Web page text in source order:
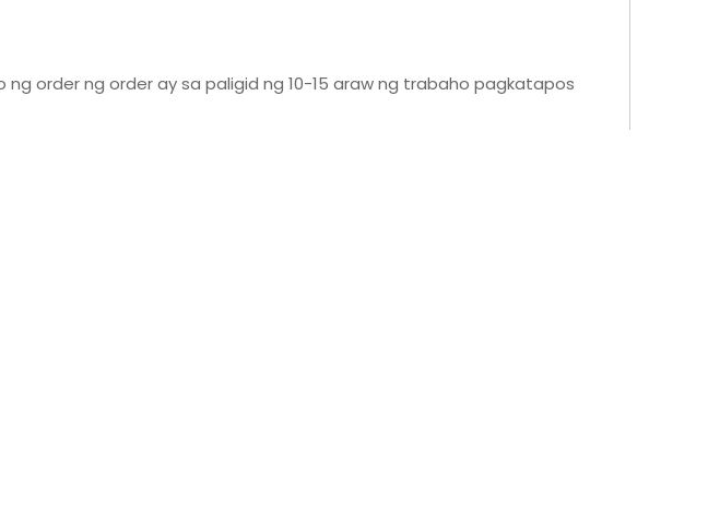
order ng order ay sa paligid ng 10-15 araw ng trabaho pagkatapos